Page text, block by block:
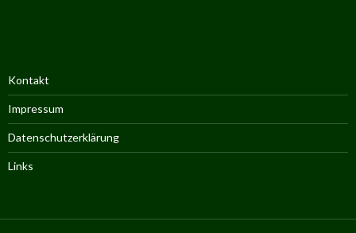
Kontakt
Impressum
Datenschutzerklärung
Links